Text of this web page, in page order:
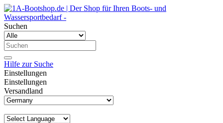
Suchen
Hilfe zur Suche
Einstellungen
Einstellungen
Versandland